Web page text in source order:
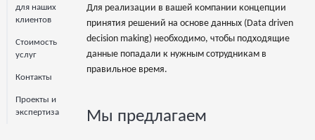
для наших
клиентов
Стоимость
услуг
Контакты
Проекты и
экспертиза
Для реализации в вашей компании концепции
принятия решений на основе данных (Data driven
decision making) необходимо, чтобы подходящие
данные попадали к нужным сотрудникам в
правильное время.
Мы предлагаем